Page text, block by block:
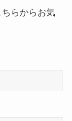
らからお気